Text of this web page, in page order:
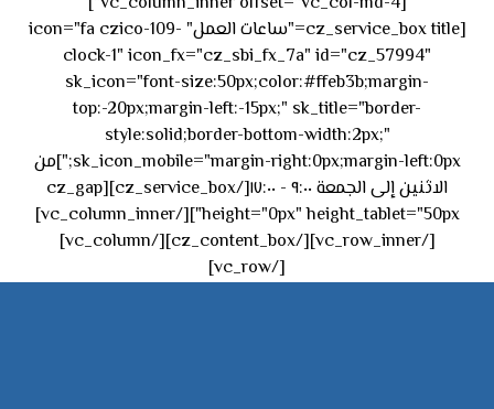
[cz_service_box title="ساعات العمل" icon="fa czico-109-
clock-1" icon_fx="cz_sbi_fx_7a" id="cz_57994"
sk_icon="font-size:50px;color:#ffeb3b;margin-
top:-20px;margin-left:-15px;" sk_title="border-
style:solid;border-bottom-width:2px;"
sk_icon_mobile="margin-right:0px;margin-left:0px;"]من
الاثنين إلى الجمعة ٩:٠٠ - ١٧:٠٠[/cz_service_box][cz_gap
height="0px" height_tablet="50px"][/vc_column_inner]
[/vc_row_inner][/cz_content_box][/vc_column]
[/vc_row]